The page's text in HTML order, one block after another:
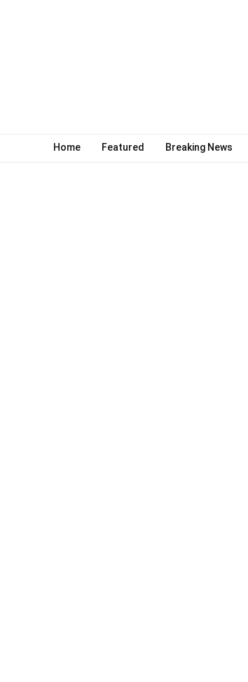
Home Featured Breaking News